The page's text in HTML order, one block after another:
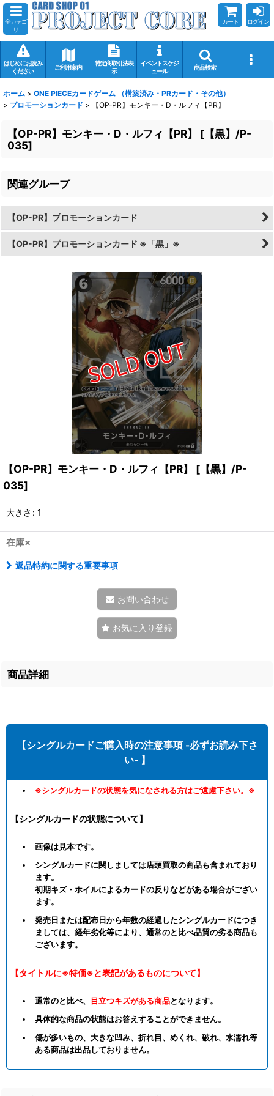
全カテゴ
リ
カート ログイン
はじめにお読み
ください
ご利用案内
特定商取引法表
示
イベントスケジ
ュール
商品検索
ホーム > ONE PIECEカードゲーム （構築済み・PRカード・その他）
> プロモーションカード > 【OP-PR】モンキー・D・ルフィ【PR】
【OP-PR】モンキー・D・ルフィ【PR】 [ 【黒】/P-
035]
関連グループ
【OP-PR】プロモーションカード
【OP-PR】プロモーションカード ※「黒」※
【OP-PR】モンキー・D・ルフィ【PR】 [ 【黒】/P-
035]
大きさ : 1
在庫×
返品特約に関する重要事項
お問い合わせ
お気に入り登録
商品詳細
【シングルカードご購入時の注意事項 -必ずお読み下さ
い- 】
※シングルカードの状態を気になされる方はご遠慮下さい。※
【シングルカードの状態について】
画像は見本です。
シングルカードに関しましては店頭買取の商品も含まれており
ます。
初期キズ・ホイルによるカードの反りなどがある場合がござい
ます。
発売日または配布日から年数の経過したシングルカードにつき
ましては、経年劣化等により、通常のと比べ品質の劣る商品も
ございます。
【タイトルに※特価※と表記があるものについて】
通常のと比べ、 目立つキズがある商品となります。
具体的な商品の状態はお答えすることができません。
傷が多いもの、大きな凹み、折れ目、めくれ、破れ、水濡れ等
ある商品は出品しておりません。